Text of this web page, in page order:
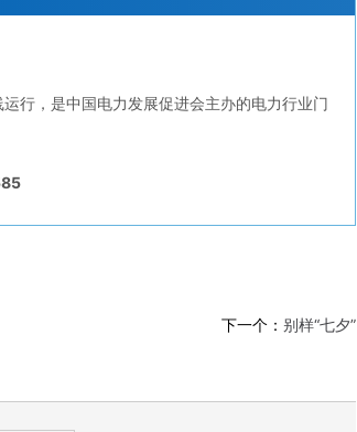
行，是中国电力发展促进会主办的电力行业门
下一个： 别样“七夕”